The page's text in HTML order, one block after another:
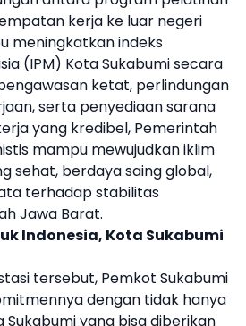
kerja ke luar negeri
meningkatkan indeks
(IPM) Kota Sukabumi secara
ketat, perlindungan
serta penyediaan sarana
yang kredibel, Pemerintah
mampu mewujudkan iklim
sehat, berdaya saing global,
terhadap stabilitas
Jawa Barat.
Indonesia, Kota Sukabumi
tersebut, Pemkot Sukabumi
dengan tidak hanya
Sukabumi yang bisa diberikan